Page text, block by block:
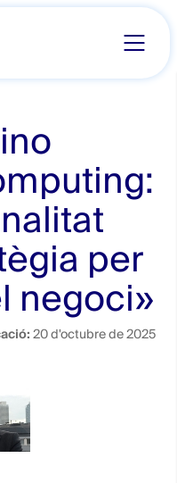
per
negoci»
20 d'octubre de 2025